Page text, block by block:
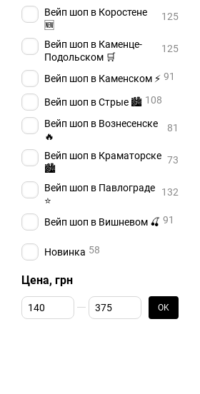
Вейп шоп в Коростене
🆕
125
Вейп шоп в Каменце-
Подольском 🛒
125
Вейп шоп в Каменском ⚡ 91
Вейп шоп в Стрые 🏙️ 108
Вейп шоп в Вознесенске
🔥
81
Вейп шоп в Краматорске
🏙️
73
Вейп шоп в Павлограде
⭐
132
Вейп шоп в Вишневом 🍒 91
Новинка 58
Цена, грн
От Цена, грн
До Цена, грн OK